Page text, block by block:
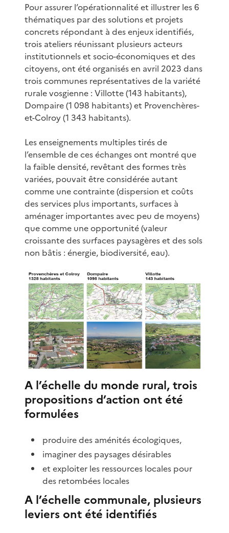
Pour assurer l’opérationnalité et illustrer les 6
thématiques par des solutions et projets
concrets répondant à des enjeux identifiés,
trois ateliers réunissant plusieurs acteurs
institutionnels et socio-économiques et des
citoyens, ont été organisés en avril 2023 dans
trois communes représentatives de la variété
rurale vosgienne : Villotte (143 habitants),
Dompaire (1 098 habitants) et Provenchères-
et-Colroy (1 343 habitants).
Les enseignements multiples tirés de
l’ensemble de ces échanges ont montré que
la faible densité, revêtant des formes très
variées, pouvait être considérée autant
comme une contrainte (dispersion et coûts
des services plus importants, surfaces à
aménager importantes avec peu de moyens)
que comme une opportunité (valeur
croissante des surfaces paysagères et des sols
non bâtis : énergie, biodiversité, eau).
A l’échelle du monde rural, trois
propositions d’action ont été
formulées
produire des aménités écologiques,
imaginer des paysages désirables
et exploiter les ressources locales pour
des retombées locales
A l’échelle communale, plusieurs
leviers ont été identifiés